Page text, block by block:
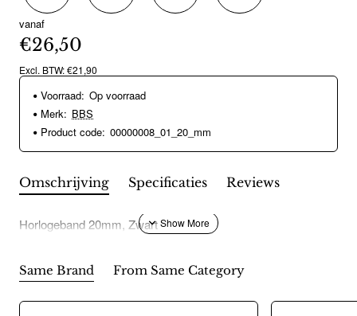
vanaf
€26,50
Excl. BTW: €21,90
Voorraad: Op voorraad
Merk: BBS
Product code: 00000008_01_20_mm
Omschrijving Specificaties Reviews
Horlogeband 20mm, Zwart
Same Brand From Same Category